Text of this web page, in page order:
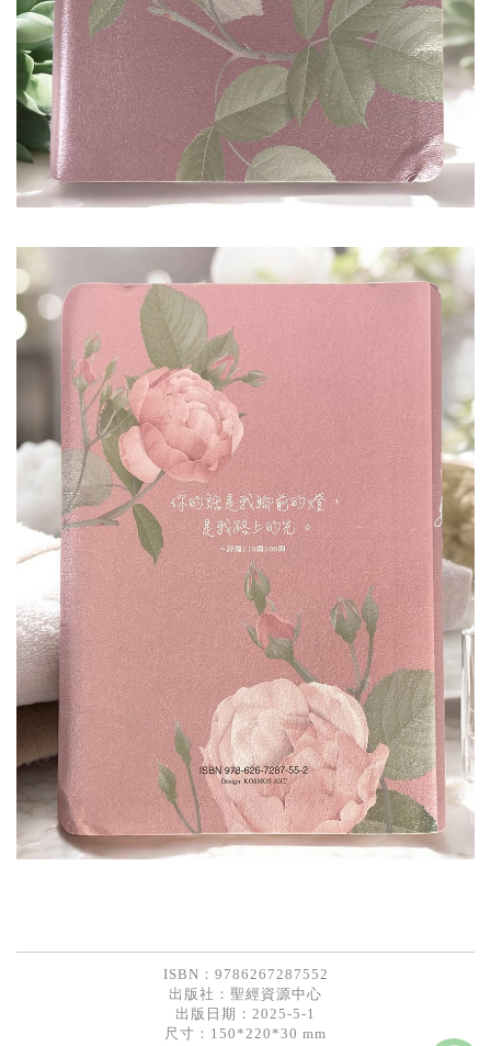
ISBN：9786267287552
出版社： 聖經資源中心
出版日期：2025-5-1
尺寸：150*220*30 mm